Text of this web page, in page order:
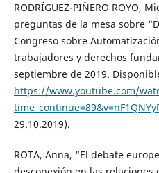
RODRÍGUEZ-PIÑERO ROYO,
preguntas de la mesa sobre
Congreso sobre
trabajadores y derechos
septiembre de 2019.
https://www.youtube.com/
29.10.2019).
ROTA, Anna, “El debate